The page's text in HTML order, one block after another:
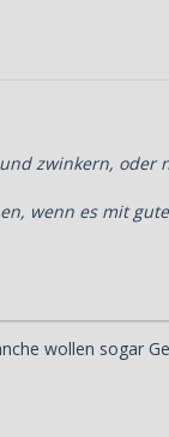
zwinkern, oder
wenn es mit
wollen sogar